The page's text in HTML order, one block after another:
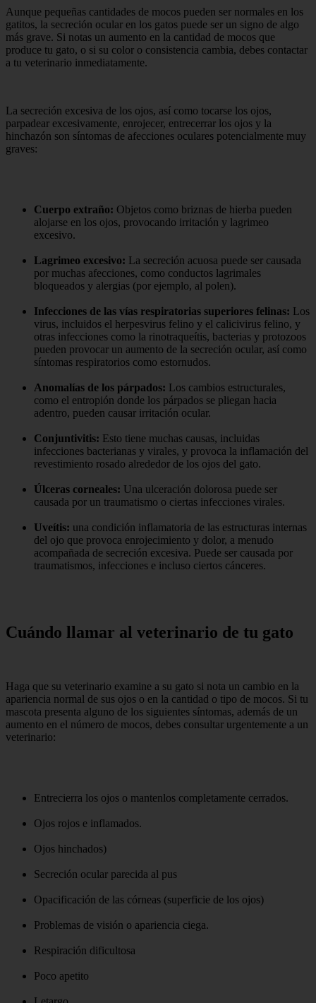
Aunque pequeñas cantidades de mocos pueden ser normales en los
gatitos, la secreción ocular en los gatos puede ser un signo de algo
más grave. Si notas un aumento en la cantidad de mocos que
produce tu gato, o si su color o consistencia cambia, debes contactar
a tu veterinario inmediatamente.
La secreción excesiva de los ojos, así como tocarse los ojos,
parpadear excesivamente, enrojecer, entrecerrar los ojos y la
hinchazón son síntomas de afecciones oculares potencialmente muy
graves:
Cuerpo extraño: Objetos como briznas de hierba pueden
alojarse en los ojos, provocando irritación y lagrimeo
excesivo.
Lagrimeo excesivo: La secreción acuosa puede ser causada
por muchas afecciones, como conductos lagrimales
bloqueados y alergias (por ejemplo, al polen).
Infecciones de las vías respiratorias superiores felinas: Los
virus, incluidos el herpesvirus felino y el calicivirus felino, y
otras infecciones como la rinotraqueítis, bacterias y protozoos
pueden provocar un aumento de la secreción ocular, así como
síntomas respiratorios como estornudos.
Anomalías de los párpados: Los cambios estructurales,
como el entropión donde los párpados se pliegan hacia
adentro, pueden causar irritación ocular.
Conjuntivitis: Esto tiene muchas causas, incluidas
infecciones bacterianas y virales, y provoca la inflamación del
revestimiento rosado alrededor de los ojos del gato.
Úlceras corneales: Una ulceración dolorosa puede ser
causada por un traumatismo o ciertas infecciones virales.
Uveítis: una condición inflamatoria de las estructuras internas
del ojo que provoca enrojecimiento y dolor, a menudo
acompañada de secreción excesiva. Puede ser causada por
traumatismos, infecciones e incluso ciertos cánceres.
Cuándo llamar al veterinario de tu gato
Haga que su veterinario examine a su gato si nota un cambio en la
apariencia normal de sus ojos o en la cantidad o tipo de mocos. Si tu
mascota presenta alguno de los siguientes síntomas, además de un
aumento en el número de mocos, debes consultar urgentemente a un
veterinario:
Entrecierra los ojos o mantenlos completamente cerrados.
Ojos rojos e inflamados.
Ojos hinchados)
Secreción ocular parecida al pus
Opacificación de las córneas (superficie de los ojos)
Problemas de visión o apariencia ciega.
Respiración dificultosa
Poco apetito